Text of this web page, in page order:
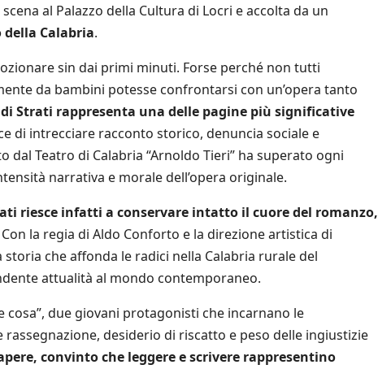
al Palazzo della Cultura di Locri e accolta da un
Calabria.
sin dai primi minuti. Forse perché non tutti
da bambini potesse confrontarsi con un’opera tanto
Strati rappresenta una delle pagine più significative
di intrecciare racconto storico, denuncia sociale e
Teatro di Calabria “Arnoldo Tieri” ha superato ogni
narrativa e morale dell’opera originale.
riesce infatti a conservare intatto il cuore del romanzo,
Con la regia di Aldo Conforto e la direzione artistica di
che affonda le radici nella Calabria rurale del
attualità al mondo contemporaneo.
cosa”, due giovani protagonisti che incarnano le
desiderio di riscatto e peso delle ingiustizie
convinto che leggere e scrivere rappresentino